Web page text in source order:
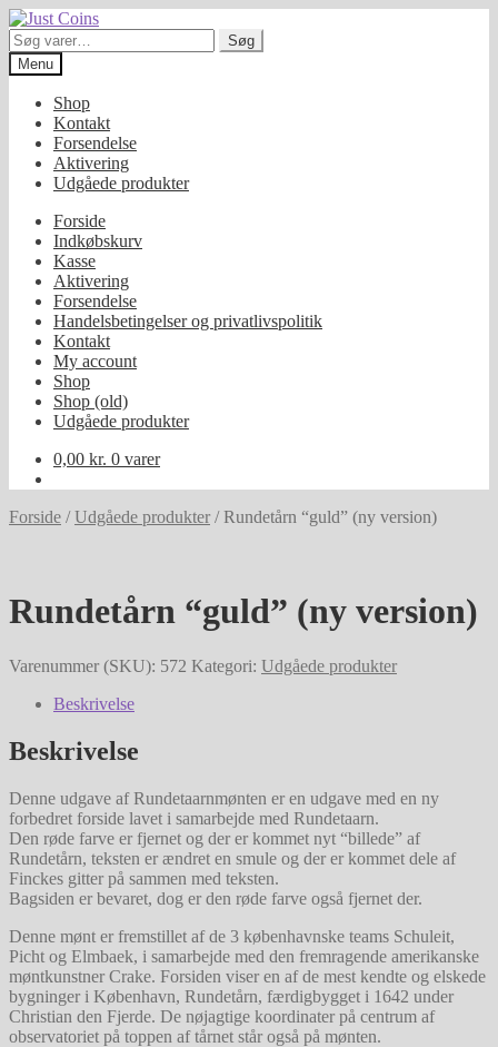
Spring
til
navigation
Spring
til
indhold
Søg
efter:
Søg
Menu
Shop
Kontakt
Forsendelse
Aktivering
Udgåede produkter
Forside
Indkøbskurv
Kasse
Aktivering
Forsendelse
Handelsbetingelser og privatlivspolitik
Kontakt
My account
Shop
Shop (old)
Udgåede produkter
0,00 kr. 0 varer
Forside /Udgåede produkter /Rundetårn “guld” (ny version)
Rundetårn “guld” (ny version)
Varenummer (SKU): 572 Kategori: Udgåede produkter
Beskrivelse
Beskrivelse
Denne udgave af Rundetaarnmønten er en udgave med en ny
forbedret forside lavet i samarbejde med Rundetaarn.
Den røde farve er fjernet og der er kommet nyt “billede” af
Rundetårn, teksten er ændret en smule og der er kommet dele af
Finckes gitter på sammen med teksten.
Bagsiden er bevaret, dog er den røde farve også fjernet der.
Denne mønt er fremstillet af de 3 københavnske teams Schuleit,
Picht og Elmbaek, i samarbejde med den fremragende amerikanske
møntkunstner Crake. Forsiden viser en af de mest kendte og elskede
bygninger i København, Rundetårn, færdigbygget i 1642 under
Christian den Fjerde. De nøjagtige koordinater på centrum af
observatoriet på toppen af tårnet står også på mønten.